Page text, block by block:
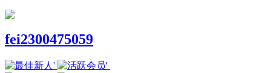
fei2300475059